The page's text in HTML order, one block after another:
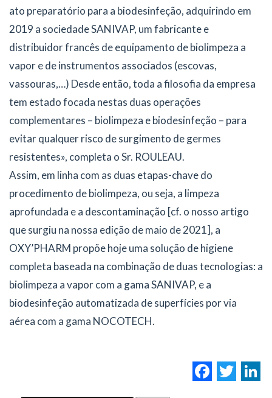
ato preparatório para a biodesinfeção, adquirindo em
2019 a sociedade SANIVAP, um fabricante e
distribuidor francês de equipamento de biolimpeza a
vapor e de instrumentos associados (escovas,
vassouras,…) Desde então, toda a filosofia da empresa
tem estado focada nestas duas operações
complementares – biolimpeza e biodesinfeção – para
evitar qualquer risco de surgimento de germes
resistentes», completa o Sr. ROULEAU.
Assim, em linha com as duas etapas-chave do
procedimento de biolimpeza, ou seja, a limpeza
aprofundada e a descontaminação [cf. o nosso artigo
que surgiu na nossa edição de maio de 2021], a
OXY’PHARM propõe hoje uma solução de higiene
completa baseada na combinação de duas tecnologias: a
biolimpeza a vapor com a gama SANIVAP, e a
biodesinfeção automatizada de superfícies por via
aérea com a gama NOCOTECH.